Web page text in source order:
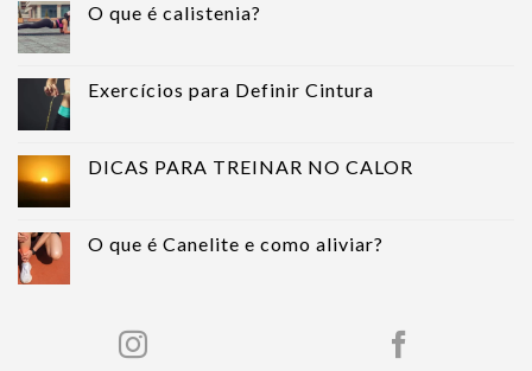
O que é calistenia?
Exercícios para Definir Cintura
DICAS PARA TREINAR NO CALOR
O que é Canelite e como aliviar?